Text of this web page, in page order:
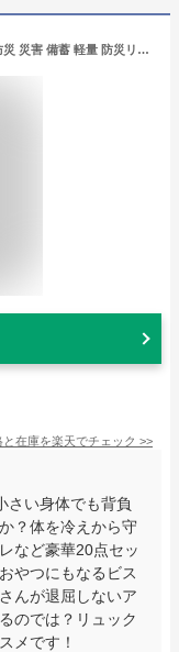
こどもぼうさい20点セット KD-50子供用 防災 災害 備蓄 軽量 防災リュック KIDS キッズ こども 持ち運びやすい 備蓄セット 防災セット 非常時 こどもリュック 子供用リュック A4サイズ らくがき帳入り
と在庫を楽天でチェック >>
さい身体でも背負
？体を冷えから守
など豪華20点セッ
やつにもなるビス
んが退屈しないア
のでは？リュック
メです！